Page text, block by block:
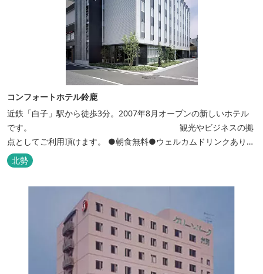
コンフォートホテル鈴鹿
近鉄「白子」駅から徒歩3分。2007年8月オープンの新しいホテル
です。 観光やビジネスの拠
点としてご利用頂けます。 ●朝食無料●ウェルカムドリンクあり●
全館無線ＬＡＮ対応● ●バリアフリー対応のユニバーサルルームあ
り●
北勢